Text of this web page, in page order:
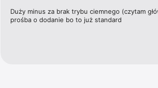
ale także do wszystkich wydań magazynu Forbes
Więcej szczegółów dotyczących subskrypcji,
Duży minus za brak trybu ciemnego (czytam
prośba o dodanie bo to już standard